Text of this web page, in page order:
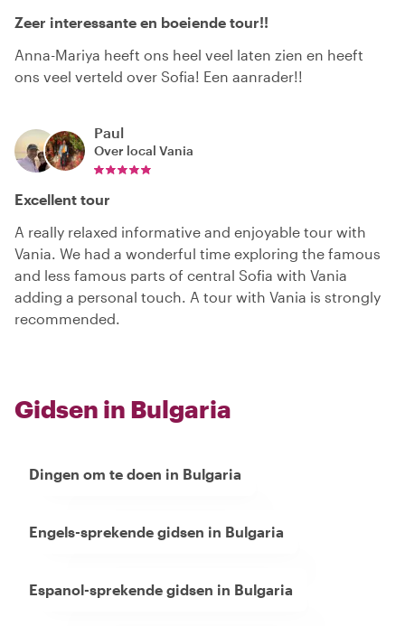
Zeer interessante en boeiende tour!!
Anna-Mariya heeft ons heel veel laten zien en heeft
ons veel verteld over Sofia! Een aanrader!!
Paul
Over local Vania
Excellent tour
A really relaxed informative and enjoyable tour with
Vania. We had a wonderful time exploring the famous
and less famous parts of central Sofia with Vania
adding a personal touch. A tour with Vania is strongly
recommended.
Gidsen in Bulgaria
Dingen om te doen in Bulgaria
Engels-sprekende gidsen in Bulgaria
Espanol-sprekende gidsen in Bulgaria